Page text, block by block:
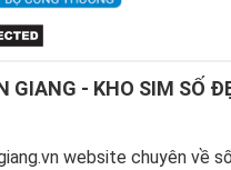
GIANG - KHO SIM SỐ
website chuyên về